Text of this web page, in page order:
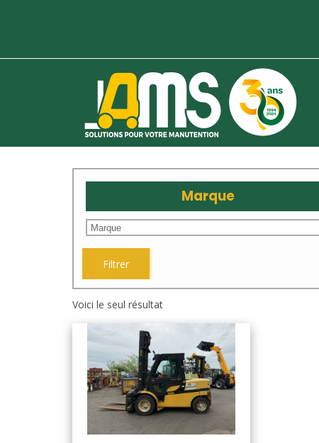
Marque
Filtrer
Voici le seul résultat